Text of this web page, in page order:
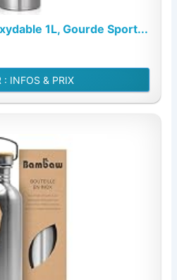
1L, Gourde Sport...
: INFOS & PRIX